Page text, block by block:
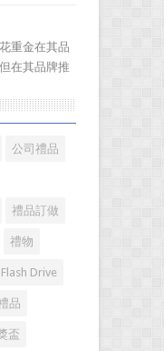
什麼呢?禮品
resistant
夠...
重金在其品
在其品牌推
區一：不清
品牌之前，
公司禮品
禮品訂做
禮物
Drive
品
盃